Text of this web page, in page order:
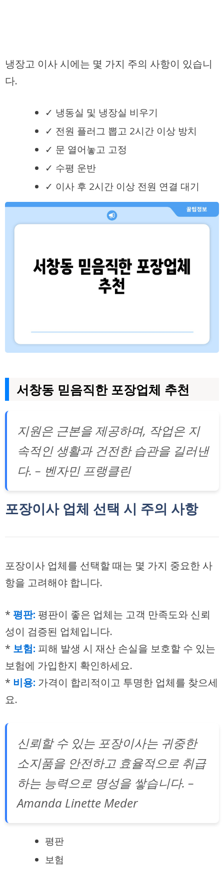
냉장고 이사 시에는 몇 가지 주의 사항이 있습니
다.
✓ 냉동실 및 냉장실 비우기
✓ 전원 플러그 뽑고 2시간 이상 방치
✓ 문 열어놓고 고정
✓ 수평 운반
✓ 이사 후 2시간 이상 전원 연결 대기
서창동 믿음직한 포장업체 추천
지원은 근본을 제공하며, 작업은 지
속적인 생활과 건전한 습관을 길러낸
다. – 벤자민 프랭클린
포장이사 업체 선택 시 주의 사항
포장이사 업체를 선택할 때는 몇 가지 중요한 사
항을 고려해야 합니다.
* 평판: 평판이 좋은 업체는 고객 만족도와 신뢰
성이 검증된 업체입니다.
* 보험: 피해 발생 시 재산 손실을 보호할 수 있는
보험에 가입한지 확인하세요.
* 비용: 가격이 합리적이고 투명한 업체를 찾으세
요.
신뢰할 수 있는 포장이사는 귀중한
소지품을 안전하고 효율적으로 취급
하는 능력으로 명성을 쌓습니다. –
Amanda Linette Meder
평판
보험